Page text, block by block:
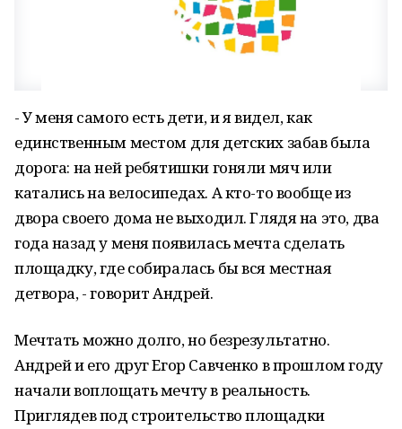
- У меня самого есть дети, и я видел, как
единственным местом для детских забав была
дорога: на ней ребятишки гоняли мяч или
катались на велосипедах. А кто-то вообще из
двора своего дома не выходил. Глядя на это, два
года назад у меня появилась мечта сделать
площадку, где собиралась бы вся местная
детвора, - говорит Андрей.
Мечтать можно долго, но безрезультатно.
Андрей и его друг Егор Савченко в прошлом году
начали воплощать мечту в реальность.
Приглядев под строительство площадки